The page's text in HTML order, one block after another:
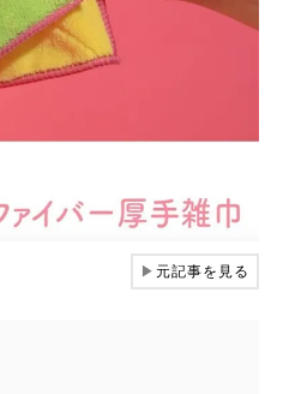
▶元記事を見る